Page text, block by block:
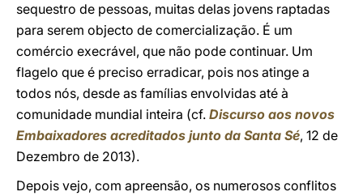
sequestro de pessoas, muitas delas jovens raptadas
para serem objecto de comercialização. É um
comércio execrável, que não pode continuar. Um
flagelo que é preciso erradicar, pois nos atinge a
todos nós, desde as famílias envolvidas até à
comunidade mundial inteira (cf. Discurso aos novos
Embaixadores acreditados junto da Santa Sé, 12 de
Dezembro de 2013).
Depois vejo, com apreensão, os numerosos conflitos